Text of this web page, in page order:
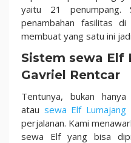
yaitu 21 penumpang.
penambahan fasilitas
membuat yang satu ini
Sistem sewa Elf
Gavriel Rentcar
Tentunya, bukan
atau sewa Elf Lumajang
perjalanan. Kami
sewa Elf yang bisa